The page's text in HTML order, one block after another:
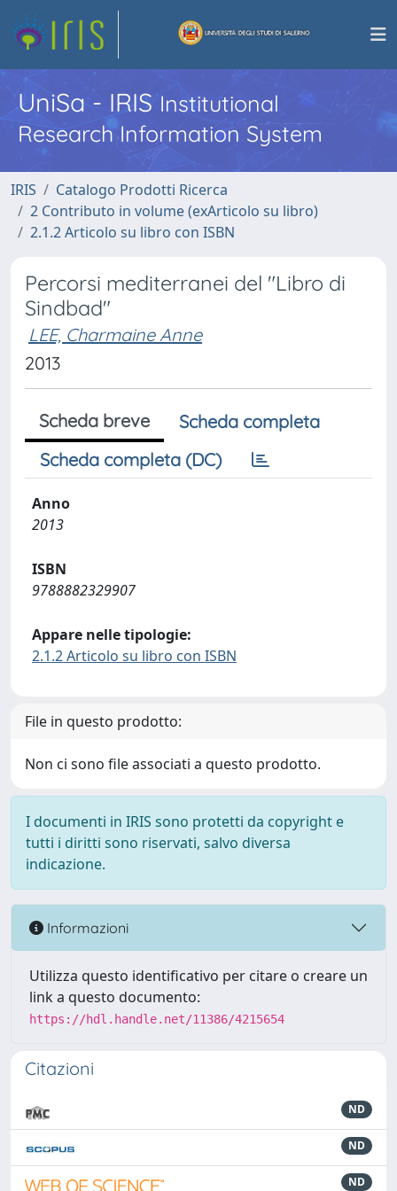
UniSa - IRISInstitutional
Research Information System
IRIS
Catalogo Prodotti Ricerca
2 Contributo in volume (exArticolo su libro)
2.1.2 Articolo su libro con ISBN
Percorsi mediterranei del "Libro di
Sindbad"
LEE, Charmaine Anne
2013
Scheda breve
Scheda completa
Scheda completa (DC)
Anno
2013
ISBN
9788882329907
Appare nelle tipologie:
2.1.2 Articolo su libro con ISBN
File in questo prodotto:
Non ci sono file associati a questo prodotto.
I documenti in IRIS sono protetti da copyright e
tutti i diritti sono riservati, salvo diversa
indicazione.
Informazioni
Utilizza questo identificativo per citare o creare un
link a questo documento:
https://hdl.handle.net/11386/4215654
Citazioni
ND
ND
ND